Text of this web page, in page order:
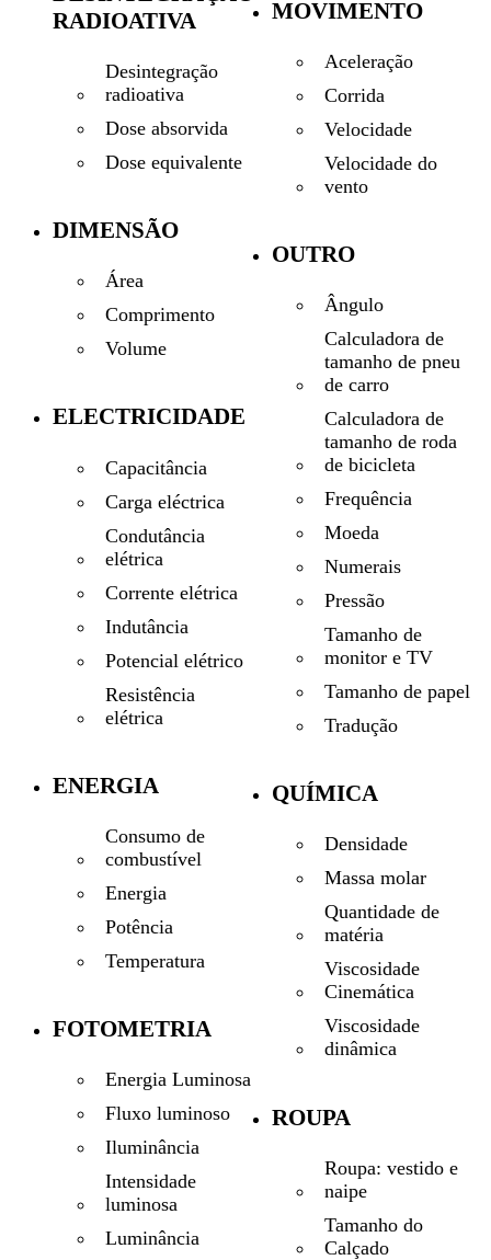
RADIOATIVA
Desintegração
radioativa
Dose absorvida
Dose equivalente
DIMENSÃO
Área
Comprimento
Volume
ELECTRICIDADE
Capacitância
Carga eléctrica
Condutância
elétrica
Corrente elétrica
Indutância
Potencial elétrico
Resistência
elétrica
ENERGIA
Consumo de
combustível
Energia
Potência
Temperatura
FOTOMETRIA
Energia Luminosa
Fluxo luminoso
Iluminância
Intensidade
luminosa
Luminância
MOVIMENTO
Aceleração
Corrida
Velocidade
Velocidade do
vento
OUTRO
Ângulo
Calculadora de
tamanho de pneu
de carro
Calculadora de
tamanho de roda
de bicicleta
Frequência
Moeda
Numerais
Pressão
Tamanho de
monitor e TV
Tamanho de papel
Tradução
QUÍMICA
Densidade
Massa molar
Quantidade de
matéria
Viscosidade
Cinemática
Viscosidade
dinâmica
ROUPA
Roupa: vestido e
naipe
Tamanho do
Calçado